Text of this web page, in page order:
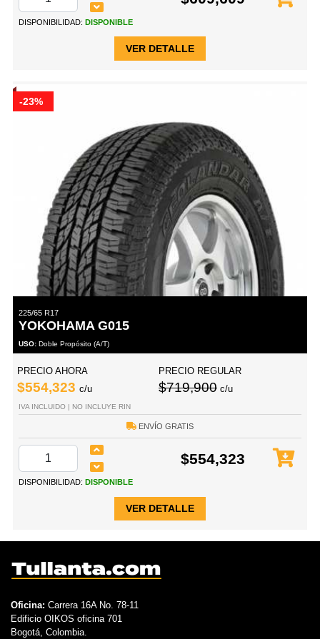
DISPONIBILIDAD: DISPONIBLE
VER DETALLE
-23%
225/65 R17
YOKOHAMA G015
USO: Doble Propósito (A/T)
PRECIO AHORA
$554,323 c/u
PRECIO REGULAR
$719,900 c/u
IVA INCLUIDO | NO INCLUYE RIN
ENVÍO GRATIS
$554,323
DISPONIBILIDAD: DISPONIBLE
VER DETALLE
Oficina: Carrera 16A No. 78-11
Edificio OIKOS oficina 701
Bogotá, Colombia.